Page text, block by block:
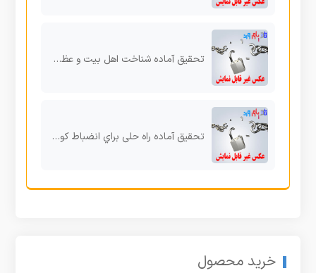
تحقیق آماده شناخت اهل بیت و عظمت زیارت عاشورا
تحقیق آماده راه حلی براي انضباط کودکان
خرید محصول